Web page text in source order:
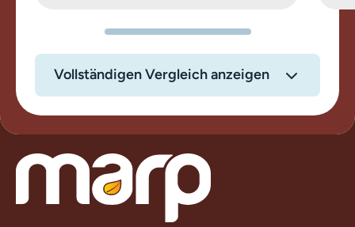
Vollständigen Vergleich anzeigen